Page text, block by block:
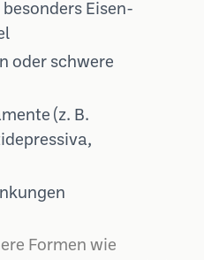
Eisen-
oder schwere
(z. B.
Formen wie